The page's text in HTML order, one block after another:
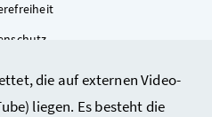
die auf externen Video-
liegen. Es besteht die